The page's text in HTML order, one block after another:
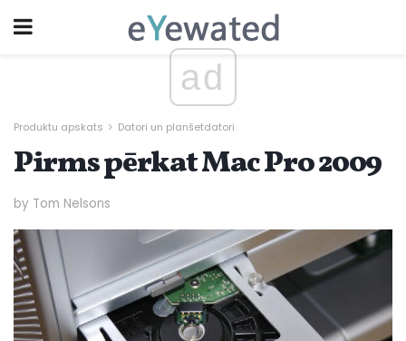
ad
Produktu apskats Datori un planšetdatori
Pirms pērkat Mac Pro 2009
by Tom Nelsons